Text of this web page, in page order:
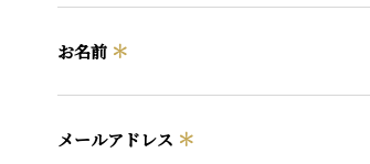
お名前 ＊
メールアドレス ＊